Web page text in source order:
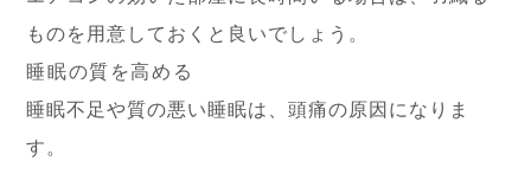
ものを用意しておくと良いでしょう。
睡眠の質を高める
睡眠不足や質の悪い睡眠は、頭痛の原因になりま
す。